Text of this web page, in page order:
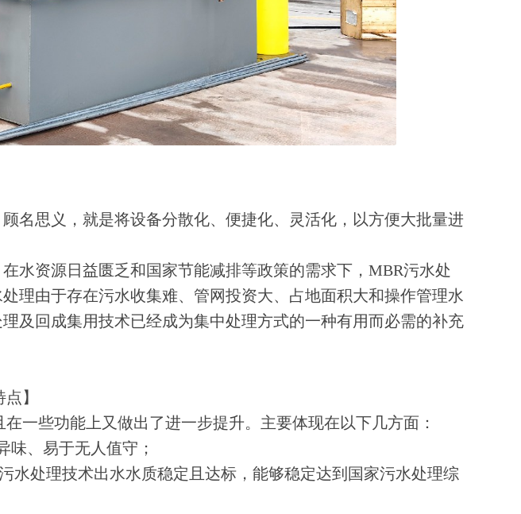
名思义，就是将设备分散化、便捷化、灵活化，以方便大批量进
水资源日益匮乏和国家节能减排等政策的需求下，MBR污水处
理由于存在污水收集难、管网投资大、占地面积大和操作管理水
及回成集用技术已经成为集中处理方式的一种有用而必需的补充
】
一些功能上又做出了进一步提升。主要体现在以下几方面：
味、易于无人值守；
水处理技术出水水质稳定且达标，能够稳定达到国家污水处理综